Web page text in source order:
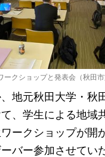
ークショップと発表会（秋田市
地元秋田大学・秋
、学生による地域
ークショップが開
バー参加させてい